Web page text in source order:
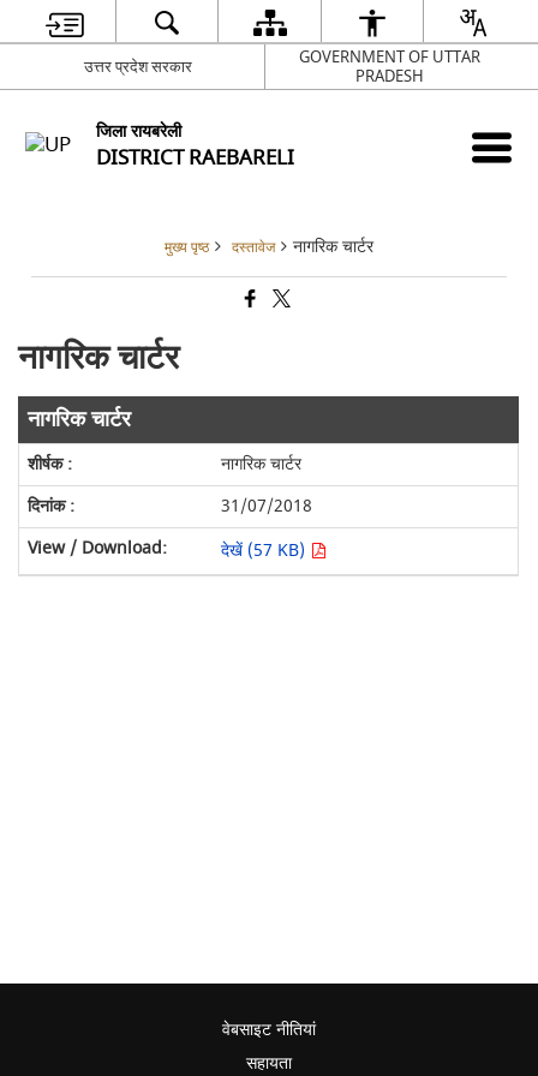
उत्तर प्रदेश सरकार
GOVERNMENT OF UTTAR
PRADESH
जिला रायबरेली
DISTRICT RAEBARELI
मुख्य पृष्ठ दस्तावेज नागरिक चार्टर
नागरिक चार्टर
नागरिक चार्टर
नागरिक चार्टर
31/07/2018
देखें (57 KB)
वेबसाइट नीतियां
सहायता